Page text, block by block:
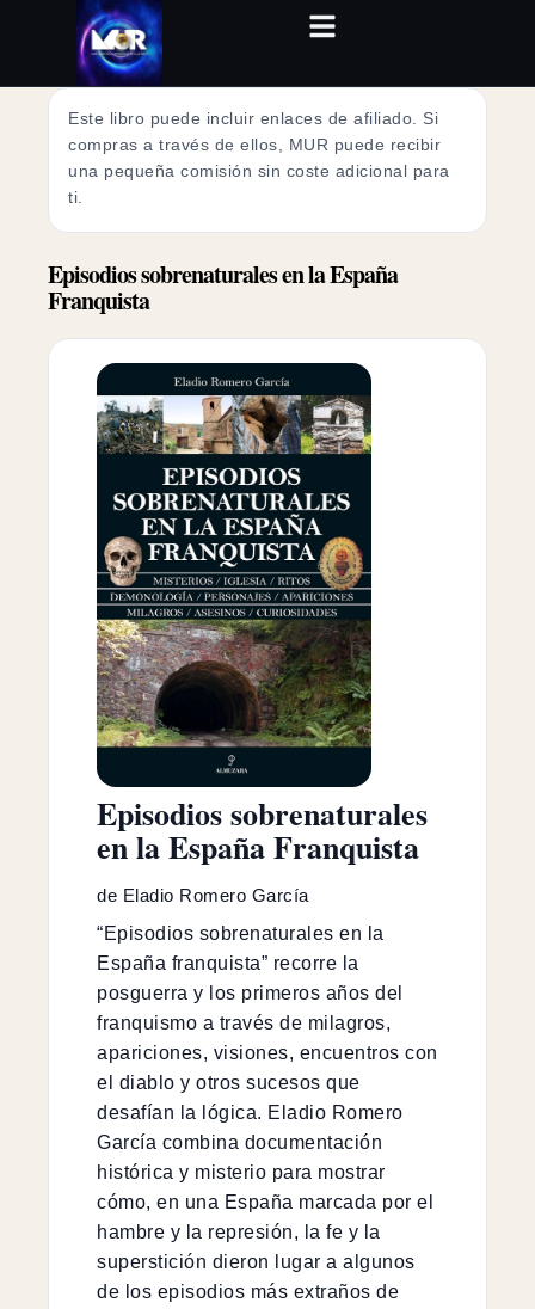
Este libro puede incluir enlaces de afiliado. Si
compras a través de ellos, MUR puede recibir
una pequeña comisión sin coste adicional para
ti.
Episodios sobrenaturales en la España
Franquista
Episodios sobrenaturales
en la España Franquista
de Eladio Romero García
“Episodios sobrenaturales en la
España franquista” recorre la
posguerra y los primeros años del
franquismo a través de milagros,
apariciones, visiones, encuentros con
el diablo y otros sucesos que
desafían la lógica. Eladio Romero
García combina documentación
histórica y misterio para mostrar
cómo, en una España marcada por el
hambre y la represión, la fe y la
superstición dieron lugar a algunos
de los episodios más extraños de